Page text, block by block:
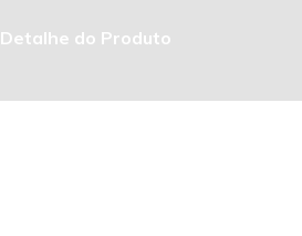
Detalhe do Produto